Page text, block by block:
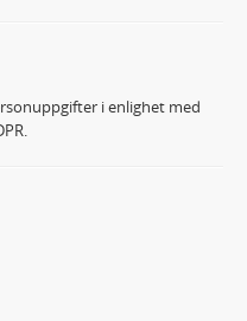
i enlighet med